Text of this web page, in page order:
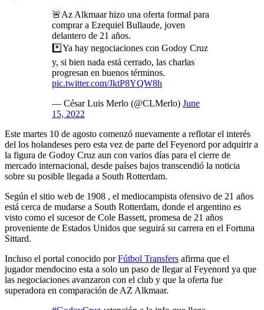
🚨Az Alkmaar hizo una oferta formal para
comprar a Ezequiel Bullaude, joven
delantero de 21 años.
*️⃣Ya hay negociaciones con Godoy Cruz
y, si bien nada está cerrado, las charlas
progresan en buenos términos.
pic.twitter.com/JktP8YQW8h
— César Luis Merlo (@CLMerlo) June
15, 2022
Este martes 10 de agosto comenzó nuevamente a reflotar el interés
del los holandeses pero esta vez de parte del Feyenord por adquirir a
la figura de Godoy Cruz aun con varios días para el cierre de
mercado internacional, desde países bajos transcendió la noticia
sobre su posible llegada a South Rotterdam.
Según el sitio web de 1908 , el mediocampista ofensivo de 21 años
está cerca de mudarse a South Rotterdam, donde el argentino es
visto como el sucesor de Cole Bassett, promesa de 21 años
proveniente de Estados Unidos que seguirá su carrera en el Fortuna
Sittard.
Incluso el portal conocido porFútbol Transfers afirma que el
jugador mendocino esta a solo un paso de llegar al Feyenord ya que
las negociaciones avanzaron con el club y que la oferta fue
superadora en comparación de AZ Alkmaar.